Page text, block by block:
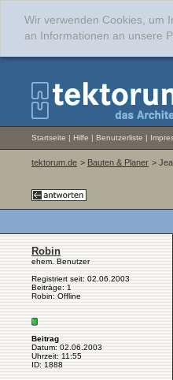
Wir verwenden Cookies, um
an Informationen an unsere
Startseite | Hilfe | Benutzerliste |
tektorum.de > Bauten & Planer >
Robin
ehem. Benutzer
Registriert seit: 02.06.2003
Beiträge: 1
Robin: Offline
Beitrag
Datum: 02.06.2003
Uhrzeit: 11:55
ID: 1888